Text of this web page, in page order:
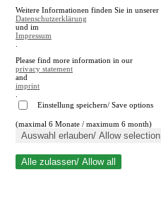
A
A
Suche schließen
Weitere Informationen finden Sie in unserer
Datenschutzerklärung
und im
Impressum
Please find more information in our
privacy statement
and
imprint
Einstellung speichern/ Save options
(maximal 6 Monate / maximum 6 month)
Auswahl erlauben/ Allow selection
Alle zulassen/ Allow all